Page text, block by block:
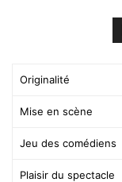
Originalité
Mise en scène
Jeu des comédiens
Plaisir du spectacle